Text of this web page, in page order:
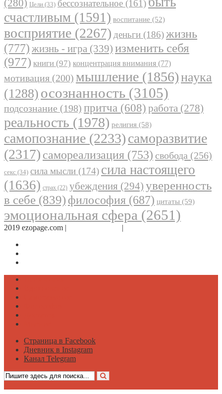
(280) Цели (33) бессознательное (161)
счастливым (1591) воспитание (52)
восприятие (2267) деньги (186)жизнь
(777) жизнь - игра (339) изменить себя
(977) книги (97) концентрация внимания (77)
мотивация (200) мышление (1856)наука
(1288) осознанность (3105)
подсознание (198) притча (608) работа (278)
реальность (1978) религия (58)
самопознание (2233)саморазвитие
(2317) самореализация (753) свобода (256)
секс (34) сила мысли (174) сила настоящего
(1636) страх (22) убеждения (294) уверенность
в себе (839) философия (687) цитаты (59)
эмоциональная сфера (2651)
2019 ezopage.com | |
Страница в Facebook
Дневник в Instagram
Канал Telegram